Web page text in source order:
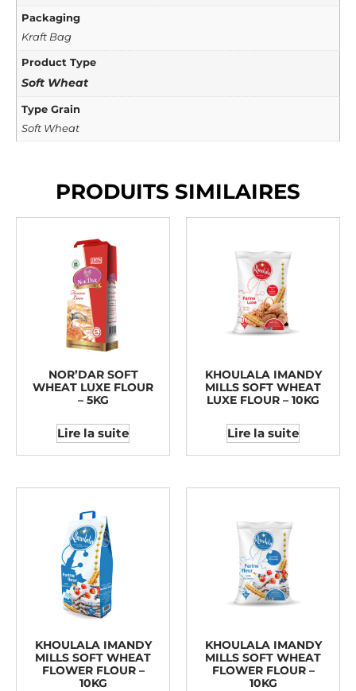
Packaging
Kraft Bag
Product Type
Soft Wheat
Type Grain
Soft Wheat
PRODUITS SIMILAIRES
NOR’DAR SOFT
WHEAT LUXE FLOUR
– 5KG
Lire la suite
KHOULALA IMANDY
MILLS SOFT WHEAT
LUXE FLOUR – 10KG
Lire la suite
KHOULALA IMANDY
MILLS SOFT WHEAT
FLOWER FLOUR –
10KG
KHOULALA IMANDY
MILLS SOFT WHEAT
FLOWER FLOUR –
10KG